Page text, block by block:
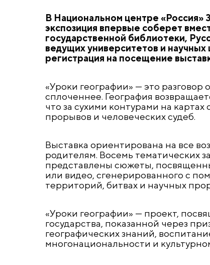
В Национальном центре «Россия»
экспозиция впервые соберет
государственной библиотеки,
ведущих университетов и
регистрация на посещение
«Уроки географии» — это
сплоченнее. География
что за сухими контурами на
прорывов и человеческих судеб.
Выставка ориентирована на все
родителям. Восемь тематических
представлены сюжеты,
или видео, сгенерированного с
территорий, битвах и научных
«Уроки географии» — проект,
государства, показанной через
географических знаний,
многонациональности и